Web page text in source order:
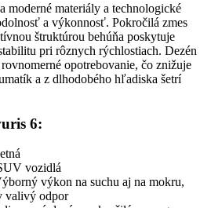
moderné materiály a technologické
a výkonnosť. Pokročilá zmes
štruktúrou behúňa poskytuje
pri rôznych rýchlostiach. Dezén
opotrebovanie, čo znižuje
a z dlhodobého hľadiska šetrí
6:
vozidlá
výkon na suchu aj na mokru,
valivý odpor